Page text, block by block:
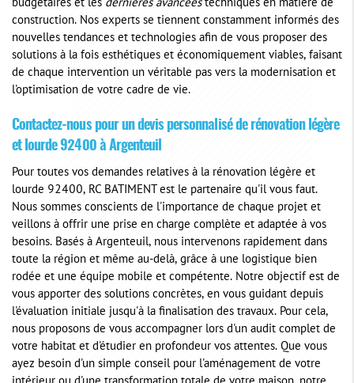
budgétaires et les dernières avancéestechniques en matière de
construction. Nos experts se tiennent constamment informés des
nouvelles tendances et technologies afin de vous proposer des
solutions à la fois esthétiques et économiquement viables, faisant
de chaque intervention un véritable pas vers la modernisation et
l'optimisation de votre cadre de vie.
Contactez-nous pour un devis personnalisé de rénovation légère
et lourde 92400 à Argenteuil
Pour toutes vos demandes relatives à la rénovation légère et
lourde 92400, RC BATIMENT est le partenaire qu'il vous faut.
Nous sommes conscients de l'importance de chaque projet et
veillons à offrir une prise en charge complète et adaptée à vos
besoins. Basés à Argenteuil, nous intervenons rapidement dans
toute la région et même au-delà, grâce à une logistique bien
rodée et une équipe mobile et compétente. Notre objectif est de
vous apporter des solutions concrètes, en vous guidant depuis
l'évaluation initiale jusqu'à la finalisation des travaux. Pour cela,
nous proposons de vous accompagner lors d'un audit complet de
votre habitat et d'étudier en profondeur vos attentes. Que vous
ayez besoin d'un simple conseil pour l'aménagement de votre